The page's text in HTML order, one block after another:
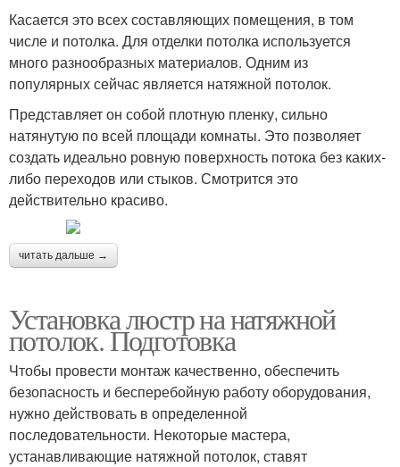
Касается это всех составляющих помещения, в том
числе и потолка. Для отделки потолка используется
много разнообразных материалов. Одним из
популярных сейчас является натяжной потолок.
Представляет он собой плотную пленку, сильно
натянутую по всей площади комнаты. Это позволяет
создать идеально ровную поверхность потока без каких-
либо переходов или стыков. Смотрится это
действительно красиво.
читать дальше →
Установка люстр на натяжной
потолок. Подготовка
Чтобы провести монтаж качественно, обеспечить
безопасность и бесперебойную работу оборудования,
нужно действовать в определенной
последовательности. Некоторые мастера,
устанавливающие натяжной потолок, ставят